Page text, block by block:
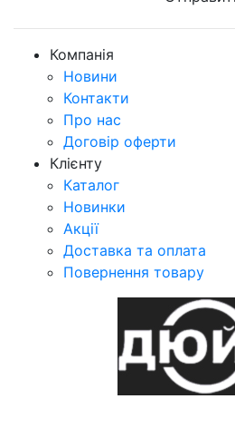
Компанія
Новини
Контакти
Про нас
Договір оферти
Клієнту
Каталог
Новинки
Акції
Доставка та оплата
Повернення товару